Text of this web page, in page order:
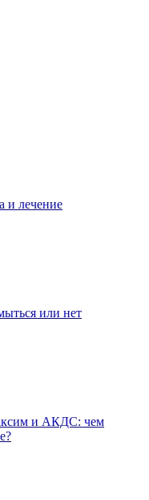
и лечение
или нет
и АКДС: чем